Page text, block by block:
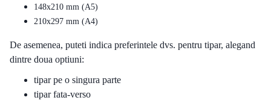
148x210 mm (A5)
210x297 mm (A4)
De asemenea, puteti indica preferintele dvs. pentru tipar, alegand
dintre doua optiuni:
tipar pe o singura parte
tipar fata-verso